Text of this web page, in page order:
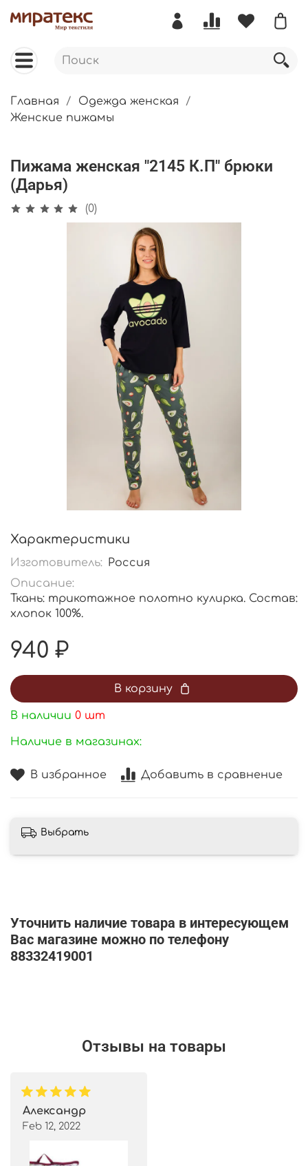
Главная
Одежда женская
Женские пижамы
Пижама женская "2145 К.П" брюки
(Дарья)
(0)
В избранное Добавить в сравнение
Характеристики
Изготовитель: Россия
Описание:
Ткань: трикотажное полотно кулирка. Состав:
хлопок 100%.
940 ₽
В корзину
В наличии 0 шт
Наличие в магазинах:
Выбрать
Уточнить наличие товара в интересующем
Вас магазине можно по телефону
88332419001
Отзывы на товары
Александр
Feb 12, 2022